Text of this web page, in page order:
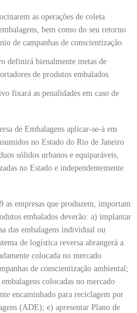
as operações de coleta
bem como do seu retorno
de campanhas de conscientização.
definirá bienalmente metas de
de produtos embalados.
fixará as penalidades em caso de
de Embalagens aplicar-se-á em
no Estado do Rio de Janeiro
sólidos urbanos e equiparáveis,
no Estado e independentemente
empresas que produzem, importam
embalados deverão: a) implantar
das embalagens individual ou
de logística reversa abrangerá a
colocada no mercado
de conscientização ambiental;
colocadas no mercado
encaminhado para reciclagem por
(ADE); e) apresentar Plano de